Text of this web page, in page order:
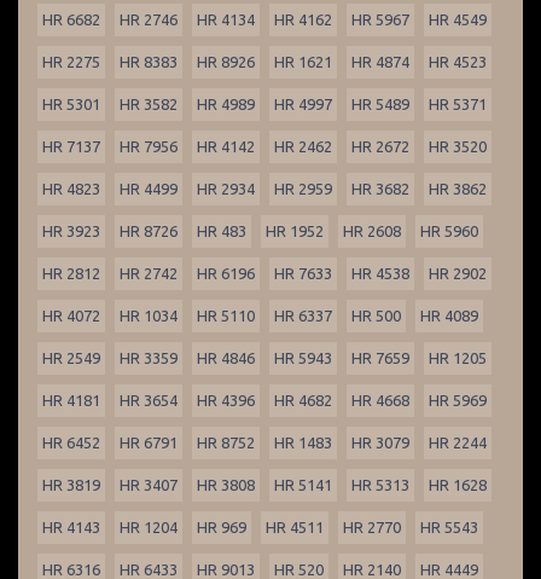
HR 6682 HR 2746 HR 4134 HR 4162 HR 5967 HR 4549
HR 2275 HR 8383 HR 8926 HR 1621 HR 4874 HR 4523
HR 5301 HR 3582 HR 4989 HR 4997 HR 5489 HR 5371
HR 7137 HR 7956 HR 4142 HR 2462 HR 2672 HR 3520
HR 4823 HR 4499 HR 2934 HR 2959 HR 3682 HR 3862
HR 3923 HR 8726 HR 483 HR 1952 HR 2608 HR 5960
HR 2812 HR 2742 HR 6196 HR 7633 HR 4538 HR 2902
HR 4072 HR 1034 HR 5110 HR 6337 HR 500 HR 4089
HR 2549 HR 3359 HR 4846 HR 5943 HR 7659 HR 1205
HR 4181 HR 3654 HR 4396 HR 4682 HR 4668 HR 5969
HR 6452 HR 6791 HR 8752 HR 1483 HR 3079 HR 2244
HR 3819 HR 3407 HR 3808 HR 5141 HR 5313 HR 1628
HR 4143 HR 1204 HR 969 HR 4511 HR 2770 HR 5543
HR 6316 HR 6433 HR 9013 HR 520 HR 2140 HR 4449